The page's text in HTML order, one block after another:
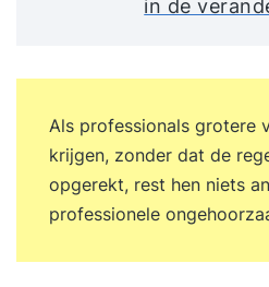
in de
Als professionals grotere
krijgen, zonder dat de
opgerekt, rest hen niets
professionele